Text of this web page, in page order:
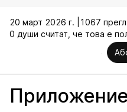
20 март 2026 г. |
1067
0 души считат, че това е
Приложение